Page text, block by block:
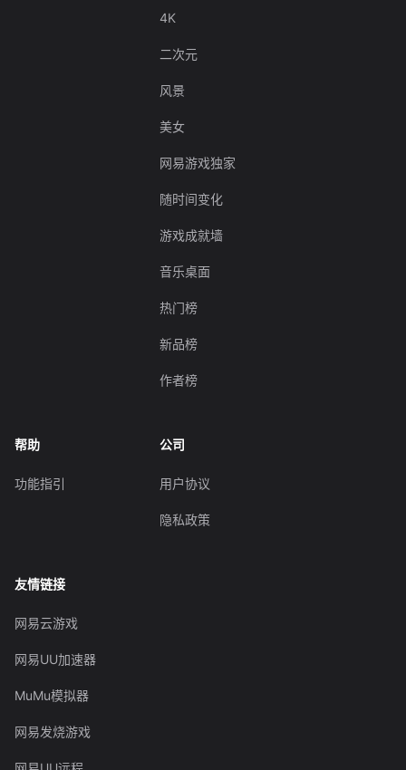
4K
二次元
风景
美女
网易游戏独家
随时间变化
游戏成就墙
音乐桌面
热门榜
新品榜
作者榜
帮助
功能指引
公司
用户协议
隐私政策
友情链接
网易云游戏
网易UU加速器
MuMu模拟器
网易发烧游戏